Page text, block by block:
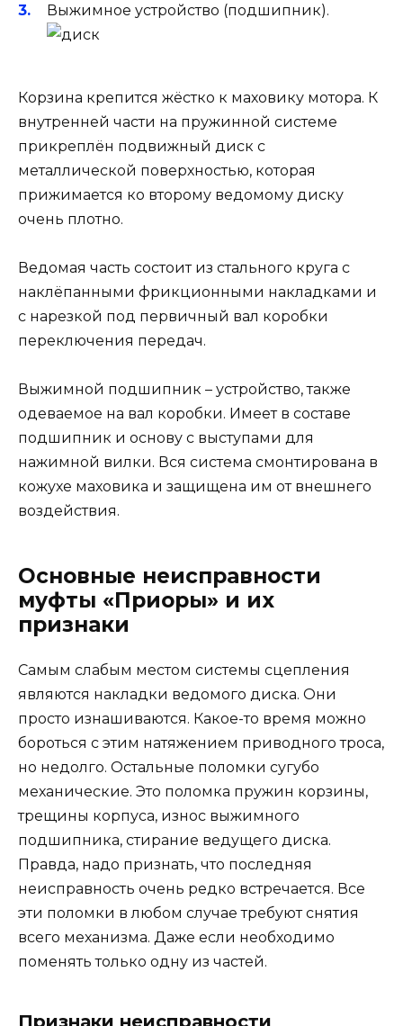
Выжимное устройство (подшипник).
Корзина крепится жёстко к маховику мотора. К
внутренней части на пружинной системе
прикреплён подвижный диск с
металлической поверхностью, которая
прижимается ко второму ведомому диску
очень плотно.
Ведомая часть состоит из стального круга с
наклёпанными фрикционными накладками и
с нарезкой под первичный вал коробки
переключения передач.
Выжимной подшипник – устройство, также
одеваемое на вал коробки. Имеет в составе
подшипник и основу с выступами для
нажимной вилки. Вся система смонтирована в
кожухе маховика и защищена им от внешнего
воздействия.
Основные неисправности
муфты «Приоры» и их
признаки
Самым слабым местом системы сцепления
являются накладки ведомого диска. Они
просто изнашиваются. Какое-то время можно
бороться с этим натяжением приводного троса,
но недолго. Остальные поломки сугубо
механические. Это поломка пружин корзины,
трещины корпуса, износ выжимного
подшипника, стирание ведущего диска.
Правда, надо признать, что последняя
неисправность очень редко встречается. Все
эти поломки в любом случае требуют снятия
всего механизма. Даже если необходимо
поменять только одну из частей.